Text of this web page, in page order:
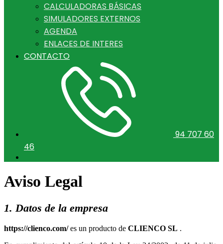
CALCULADORAS BÁSICAS
SIMULADORES EXTERNOS
AGENDA
ENLACES DE INTERES
CONTACTO
94 707 60
46
Aviso Legal
1. Datos de la empresa
es un producto de
.